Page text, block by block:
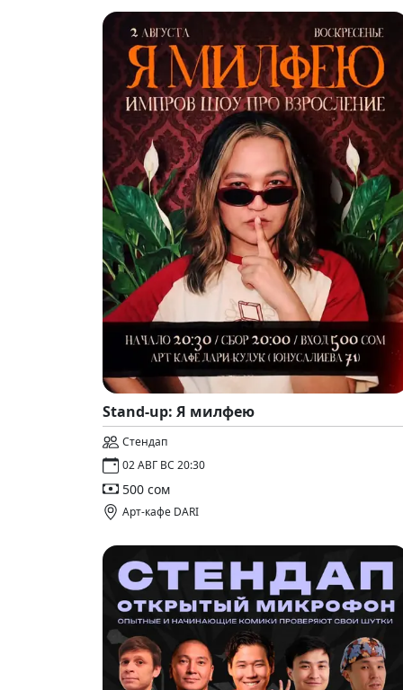
Stand-up: Я милфею
Стендап
02 АВГ ВС 20:30
500 сом
Арт-кафе DARI